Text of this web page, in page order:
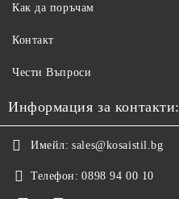
Как да поръчам
Контакт
Чести Въпроси
Информация за контакти:
Имейл: sales@kosaistil.bg
Телефон: 0898 94 00 10